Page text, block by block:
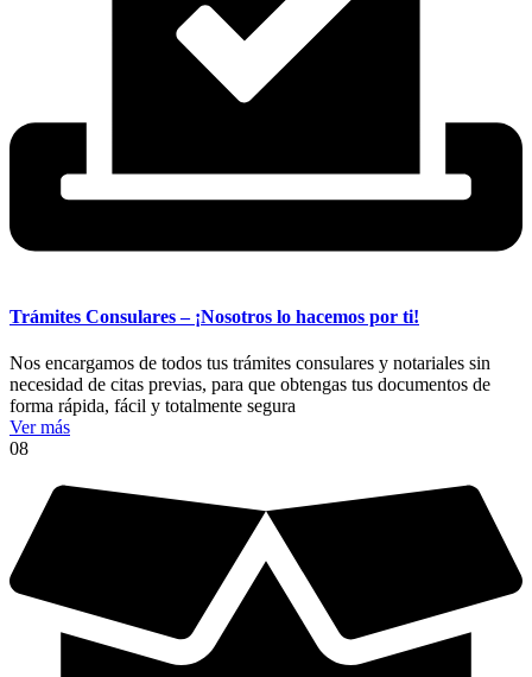
Trámites Consulares – ¡Nosotros lo hacemos por ti!
Nos encargamos de todos tus trámites consulares y notariales sin
necesidad de citas previas, para que obtengas tus documentos de
forma rápida, fácil y totalmente segura
Ver más
08